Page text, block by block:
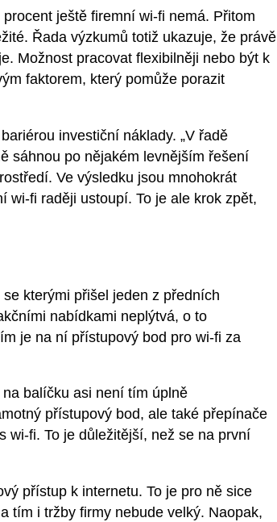
ještě firemní wi-fi nemá. Přitom
Řada výzkumů totiž ukazuje, že právě
Možnost pracovat flexibilněji nebo být k
faktorem, který pomůže porazit
investiční náklady. „V řadě
sáhnou po nějakém levnějším řešení
Ve výsledku jsou mnohokrát
wi-fi raději ustoupí. To je ale krok zpět,
kterými přišel jeden z předních
nabídkami neplýtvá, o to
je na ní přístupový bod pro wi-fi za
balíčku asi není tím úplně
přístupový bod, ale také přepínače
wi-fi. To je důležitější, než se na první
přístup k internetu. To je pro ně sice
tím i tržby firmy nebude velký. Naopak,